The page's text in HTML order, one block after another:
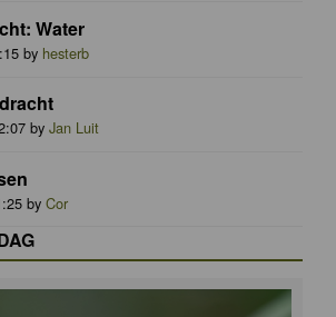
Water
by hesterb
by Jan Luit
by Cor